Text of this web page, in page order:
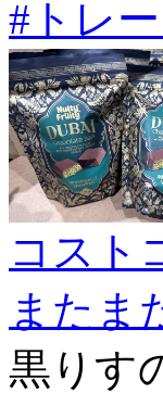
#トレ
コスト
またま
黒りす